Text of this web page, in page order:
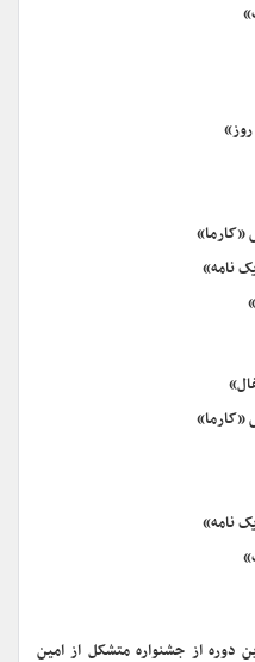
نامه»
نامه»
بخش به‌علاوه فجر ۱ در این دوره از جشنواره متشکل از امین